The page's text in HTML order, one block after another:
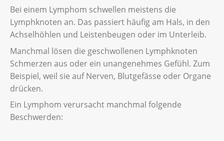
Bei einem Lymphom schwellen meistens die
Lymphknoten an. Das passiert häufig am Hals, in den
Achselhöhlen und Leistenbeugen oder im Unterleib.
Manchmal lösen die geschwollenen Lymphknoten
Schmerzen aus oder ein unangenehmes Gefühl. Zum
Beispiel, weil sie auf Nerven, Blutgefässe oder Organe
drücken.
Ein Lymphom verursacht manchmal folgende
Beschwerden: